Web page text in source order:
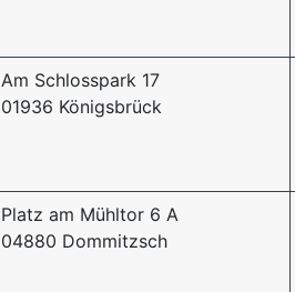
Am Schlosspark 17
01936 Königsbrück
Platz am Mühltor 6 A
04880 Dommitzsch